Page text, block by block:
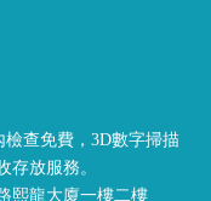
查免費，3D數字掃描
存放服務。
熙龍大廈一樓二樓